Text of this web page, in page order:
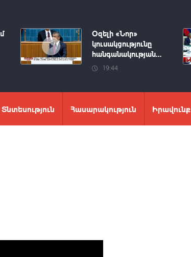
Օզելի «Նոր»
կուսակցությունը
հանգանակության...
19:44
Տնտեսություն Հասարակություն Իրավունք